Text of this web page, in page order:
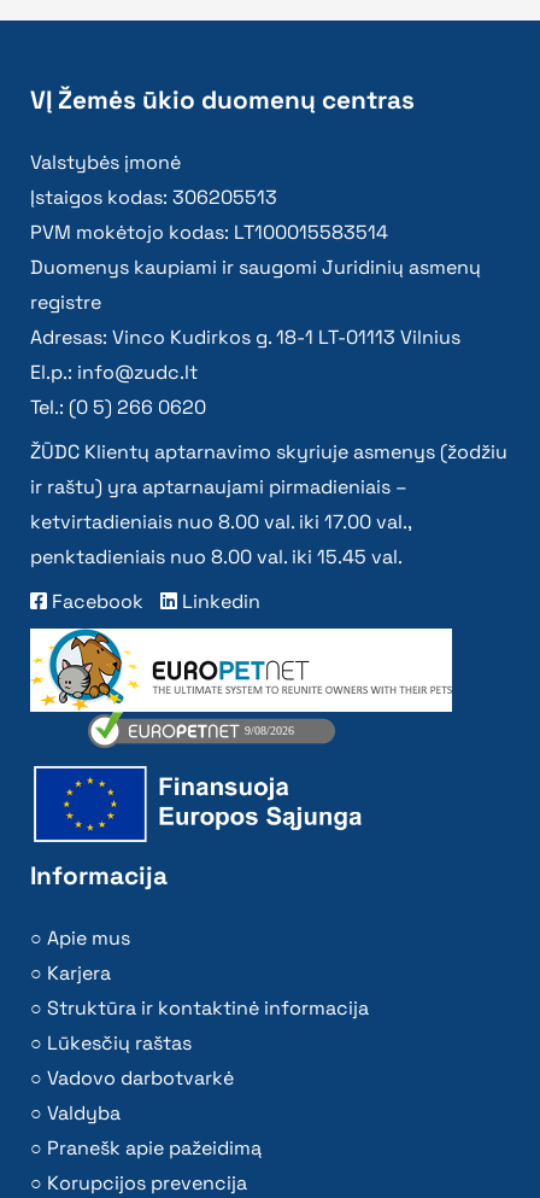
VĮ Žemės ūkio duomenų centras
Valstybės įmonė
Įstaigos kodas: 306205513
PVM mokėtojo kodas: LT100015583514
Duomenys kaupiami ir saugomi Juridinių asmenų
registre
Adresas: Vinco Kudirkos g. 18-1 LT-01113 Vilnius
El.p.: info@zudc.lt
Tel.: (0 5) 266 0620
ŽŪDC Klientų aptarnavimo skyriuje asmenys (žodžiu
ir raštu) yra aptarnaujami pirmadieniais –
ketvirtadieniais nuo 8.00 val. iki 17.00 val.,
penktadieniais nuo 8.00 val. iki 15.45 val.
Facebook
Linkedin
Informacija
Apie mus
Karjera
Struktūra ir kontaktinė informacija
Lūkesčių raštas
Vadovo darbotvarkė
Valdyba
Pranešk apie pažeidimą
Korupcijos prevencija